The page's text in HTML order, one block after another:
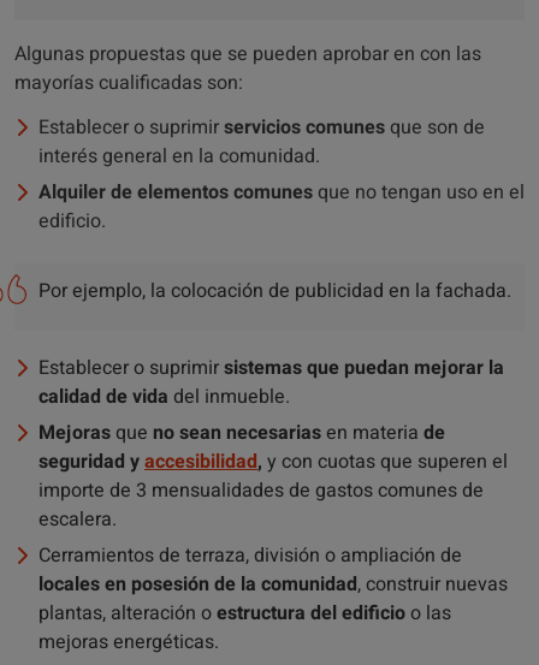
Algunas propuestas que se pueden aprobar en con las
mayorías cualificadas son:
Establecer o suprimirservicios comunes que son de
interés general en la comunidad.
Alquiler de elementos comunes que no tengan uso en el
edificio.
Por ejemplo, la colocación de publicidad en la fachada.
Establecer o suprimirsistemas que puedan mejorar la
calidad de vida del inmueble.
Mejorasque no sean necesariasen materia de
seguridad yaccesibilidad, y con cuotas que superen el
importe de 3 mensualidades de gastos comunes de
escalera.
Cerramientos de terraza, división o ampliación de
locales en posesión de la comunidad, construir nuevas
plantas, alteración oestructura del edificioo las
mejoras energéticas.